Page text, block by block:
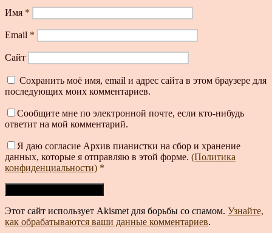
Имя *
Email *
Сайт
Сохранить моё имя, email и адрес сайта в этом браузере для
последующих моих комментариев.
Сообщите мне по электронной почте, если кто-нибудь
ответит на мой комментарий.
Я даю согласие Архив пианистки на сбор и хранение
данных, которые я отправляю в этой форме. (Политика
конфиденциальности) *
Этот сайт использует Akismet для борьбы со спамом. Узнайте,
как обрабатываются ваши данные комментариев.